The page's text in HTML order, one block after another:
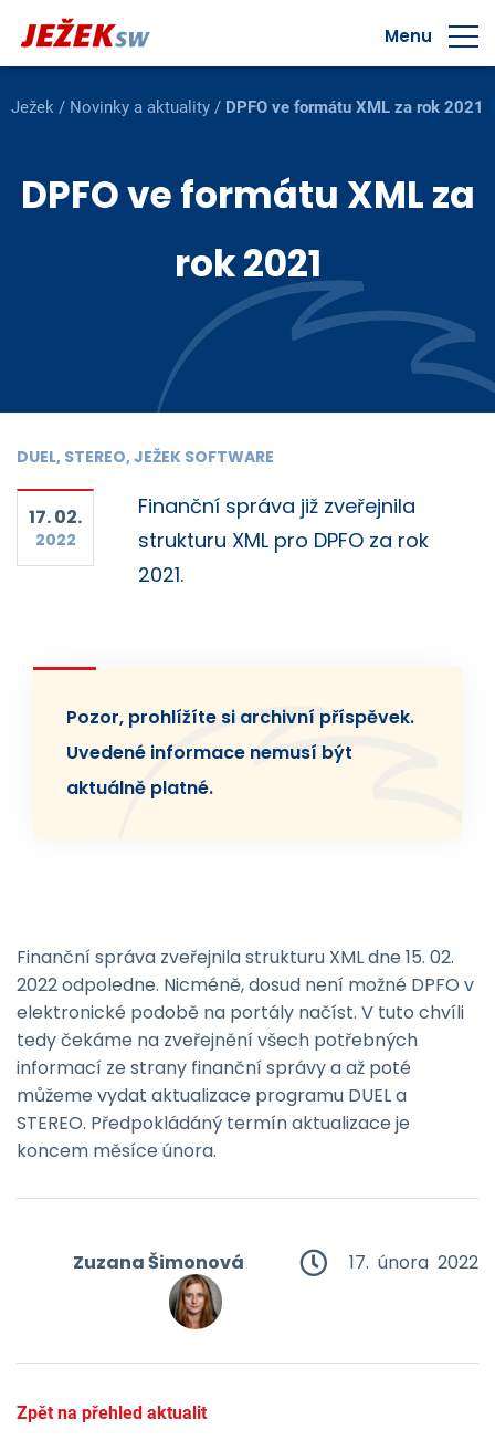
Menu
Ježek / Novinky a aktuality / DPFO ve formátu XML za rok 2021
DPFO ve formátu XML za
rok 2021
DUEL, STEREO, JEŽEK SOFTWARE
17. 02.
2022
Finanční správa již zveřejnila
strukturu XML pro DPFO za rok
2021.
Pozor, prohlížíte si archivní příspěvek.
Uvedené informace nemusí být
aktuálně platné.
Finanční správa zveřejnila strukturu XML dne 15. 02.
2022 odpoledne. Nicméně, dosud není možné DPFO v
elektronické podobě na portály načíst. V tuto chvíli
tedy čekáme na zveřejnění všech potřebných
informací ze strany finanční správy a až poté
můžeme vydat aktualizace programu DUEL a
STEREO. Předpokládáný termín aktualizace je
koncem měsíce února.
17. února 2022
Zuzana Šimonová
Zpět na přehled aktualit